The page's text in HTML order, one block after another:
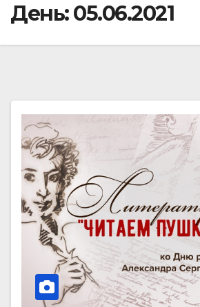
День:05.06.2021